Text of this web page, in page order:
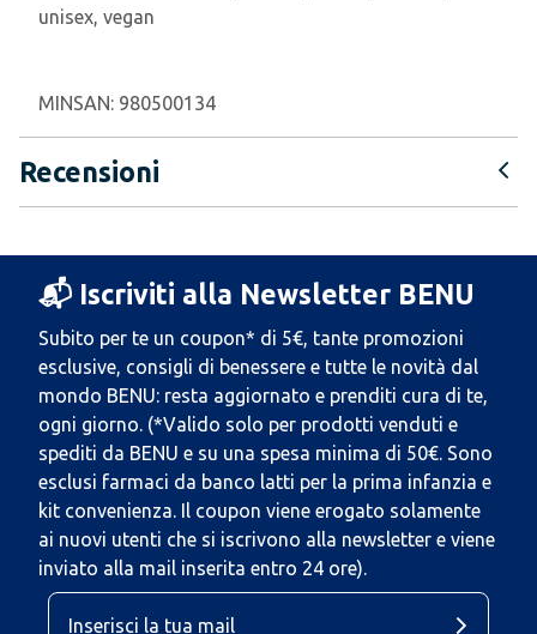
unisex, vegan
MINSAN: 980500134
Recensioni
📬 Iscriviti alla Newsletter BENU
Subito per te un coupon* di 5€, tante promozioni
esclusive, consigli di benessere e tutte le novità dal
mondo BENU: resta aggiornato e prenditi cura di te,
ogni giorno. (*Valido solo per prodotti venduti e
spediti da BENU e su una spesa minima di 50€. Sono
esclusi farmaci da banco latti per la prima infanzia e
kit convenienza. Il coupon viene erogato solamente
ai nuovi utenti che si iscrivono alla newsletter e viene
inviato alla mail inserita entro 24 ore).